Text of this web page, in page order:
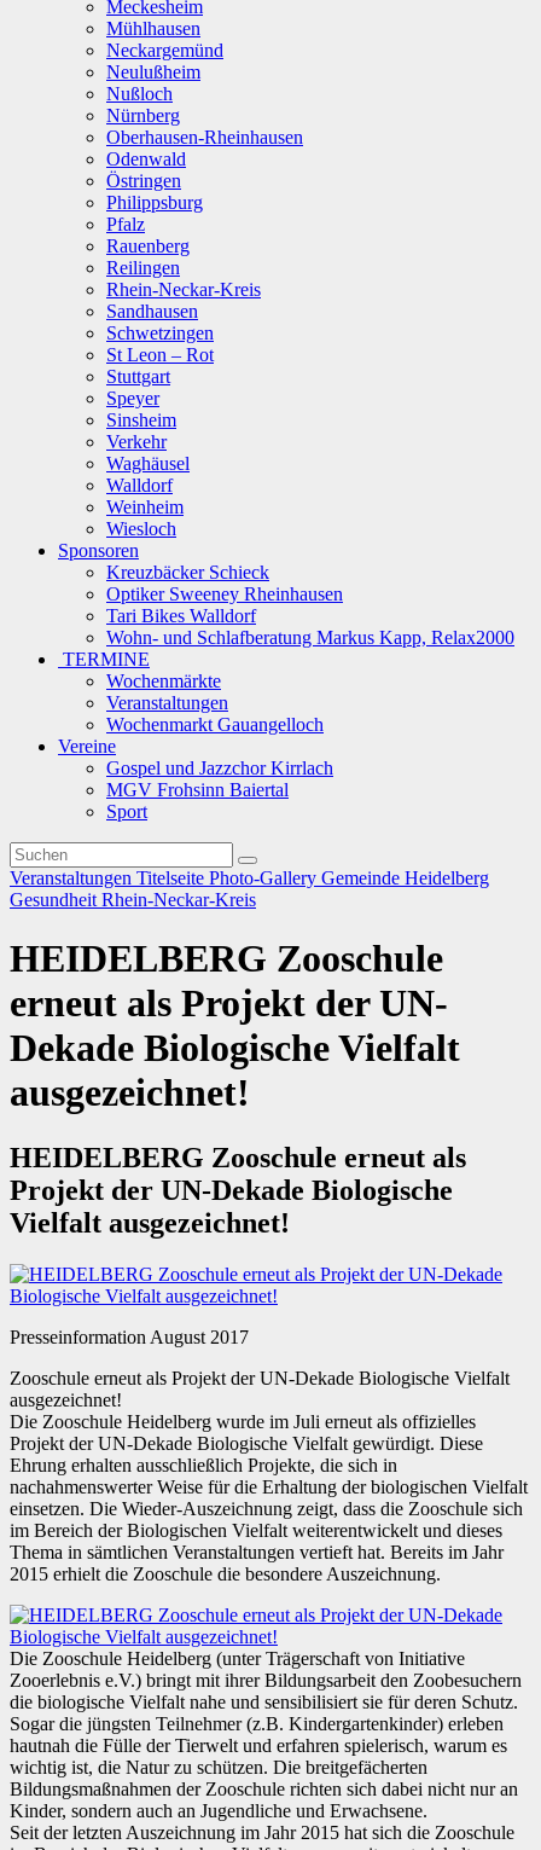
Meckesheim
Mühlhausen
Neckargemünd
Neulußheim
Nußloch
Nürnberg
Oberhausen-Rheinhausen
Odenwald
Östringen
Philippsburg
Pfalz
Rauenberg
Reilingen
Rhein-Neckar-Kreis
Sandhausen
Schwetzingen
St Leon – Rot
Stuttgart
Speyer
Sinsheim
Verkehr
Waghäusel
Walldorf
Weinheim
Wiesloch
Sponsoren
Kreuzbäcker Schieck
Optiker Sweeney Rheinhausen
Tari Bikes Walldorf
Wohn- und Schlafberatung Markus Kapp, Relax2000
TERMINE
Wochenmärkte
Veranstaltungen
Wochenmarkt Gauangelloch
Vereine
Gospel und Jazzchor Kirrlach
MGV Frohsinn Baiertal
Sport
Veranstaltungen Titelseite Photo-Gallery Gemeinde Heidelberg
Gesundheit Rhein-Neckar-Kreis
HEIDELBERG Zooschule
erneut als Projekt der UN-
Dekade Biologische Vielfalt
ausgezeichnet!
HEIDELBERG Zooschule erneut als
Projekt der UN-Dekade Biologische
Vielfalt ausgezeichnet!
Presseinformation August 2017
Zooschule erneut als Projekt der UN-Dekade Biologische Vielfalt
ausgezeichnet!
Die Zooschule Heidelberg wurde im Juli erneut als offizielles
Projekt der UN-Dekade Biologische Vielfalt gewürdigt. Diese
Ehrung erhalten ausschließlich Projekte, die sich in
nachahmenswerter Weise für die Erhaltung der biologischen Vielfalt
einsetzen. Die Wieder-Auszeichnung zeigt, dass die Zooschule sich
im Bereich der Biologischen Vielfalt weiterentwickelt und dieses
Thema in sämtlichen Veranstaltungen vertieft hat. Bereits im Jahr
2015 erhielt die Zooschule die besondere Auszeichnung.
Die Zooschule Heidelberg (unter Trägerschaft von Initiative
Zooerlebnis e.V.) bringt mit ihrer Bildungsarbeit den Zoobesuchern
die biologische Vielfalt nahe und sensibilisiert sie für deren Schutz.
Sogar die jüngsten Teilnehmer (z.B. Kindergartenkinder) erleben
hautnah die Fülle der Tierwelt und erfahren spielerisch, warum es
wichtig ist, die Natur zu schützen. Die breitgefächerten
Bildungsmaßnahmen der Zooschule richten sich dabei nicht nur an
Kinder, sondern auch an Jugendliche und Erwachsene.
Seit der letzten Auszeichnung im Jahr 2015 hat sich die Zooschule